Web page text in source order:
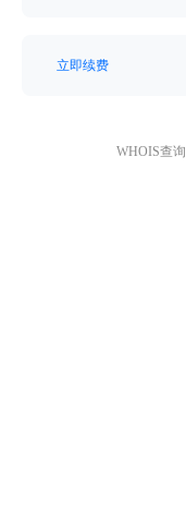
立即续费
WHOIS查询